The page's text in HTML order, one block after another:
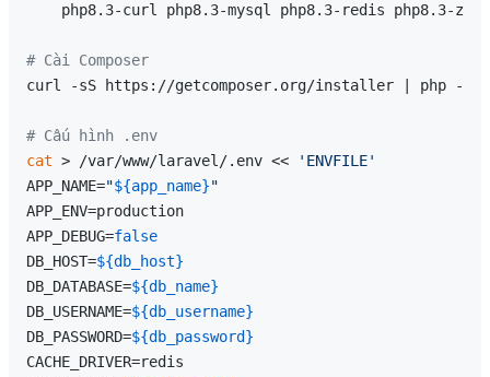
php8.3-curl php8.3-mysql php8.3-redis php8.3-zip
# Cài Composer
curl -sS https://getcomposer.org/installer | php --
# Cấu hình .env
cat > /var/www/laravel/.env <<
'ENVFILE'
APP_NAME="${app_name}"
APP_ENV=production
APP_DEBUG=false
DB_HOST=${db_host}
DB_DATABASE=${db_name}
DB_USERNAME=${db_username}
DB_PASSWORD=${db_password}
CACHE_DRIVER=redis